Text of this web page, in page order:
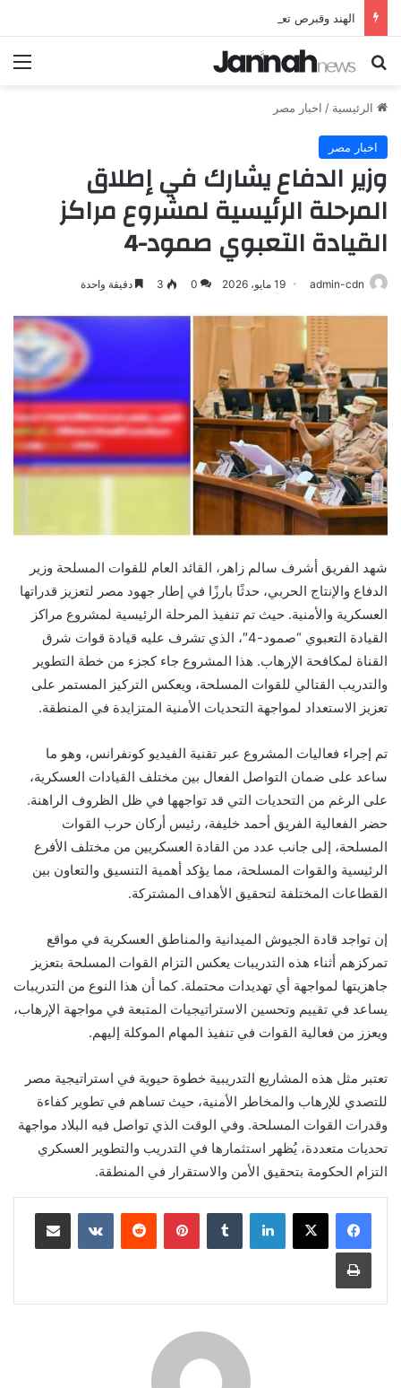
بحث عن
الرئيسية / اخبار مصر
اخبار مصر
وزير الدفاع يشارك في إطلاق
المرحلة الرئيسية لمشروع مراكز
القيادة التعبوي صمود-4
admin-cdn 19 مايو، 2026 0
3 دقيقة واحدة
شهد الفريق أشرف سالم زاهر، القائد العام للقوات المسلحة وزير
الدفاع والإنتاج الحربي، حدثًا بارزًا في إطار جهود مصر لتعزيز قدراتها
العسكرية والأمنية. حيث تم تنفيذ المرحلة الرئيسية لمشروع مراكز
القيادة التعبوي “صمود-4″، الذي تشرف عليه قيادة قوات شرق
القناة لمكافحة الإرهاب. هذا المشروع جاء كجزء من خطة التطوير
والتدريب القتالي للقوات المسلحة، ويعكس التركيز المستمر على
تعزيز الاستعداد لمواجهة التحديات الأمنية المتزايدة في المنطقة.
تم إجراء فعاليات المشروع عبر تقنية الفيديو كونفرانس، وهو ما
ساعد على ضمان التواصل الفعال بين مختلف القيادات العسكرية،
على الرغم من التحديات التي قد تواجهها في ظل الظروف الراهنة.
حضر الفعالية الفريق أحمد خليفة، رئيس أركان حرب القوات
المسلحة، إلى جانب عدد من القادة العسكريين من مختلف الأفرع
الرئيسية والقوات المسلحة، مما يؤكد أهمية التنسيق والتعاون بين
القطاعات المختلفة لتحقيق الأهداف المشتركة.
إن تواجد قادة الجيوش الميدانية والمناطق العسكرية في مواقع
تمركزهم أثناء هذه التدريبات يعكس التزام القوات المسلحة بتعزيز
جاهزيتها لمواجهة أي تهديدات محتملة. كما أن هذا النوع من التدريبات
يساعد في تقييم وتحسين الاستراتيجيات المتبعة في مواجهة الإرهاب،
ويعزز من فعالية القوات في تنفيذ المهام الموكلة إليهم.
تعتبر مثل هذه المشاريع التدريبية خطوة حيوية في استراتيجية مصر
للتصدي للإرهاب والمخاطر الأمنية، حيث تساهم في تطوير كفاءة
وقدرات القوات المسلحة. وفي الوقت الذي تواصل فيه البلاد مواجهة
تحديات متعددة، يُظهر استثمارها في التدريب والتطوير العسكري
التزام الحكومة بتحقيق الأمن والاستقرار في المنطقة.
لينكدإن بينتيريست مشاركة عبر البريد
طباعة